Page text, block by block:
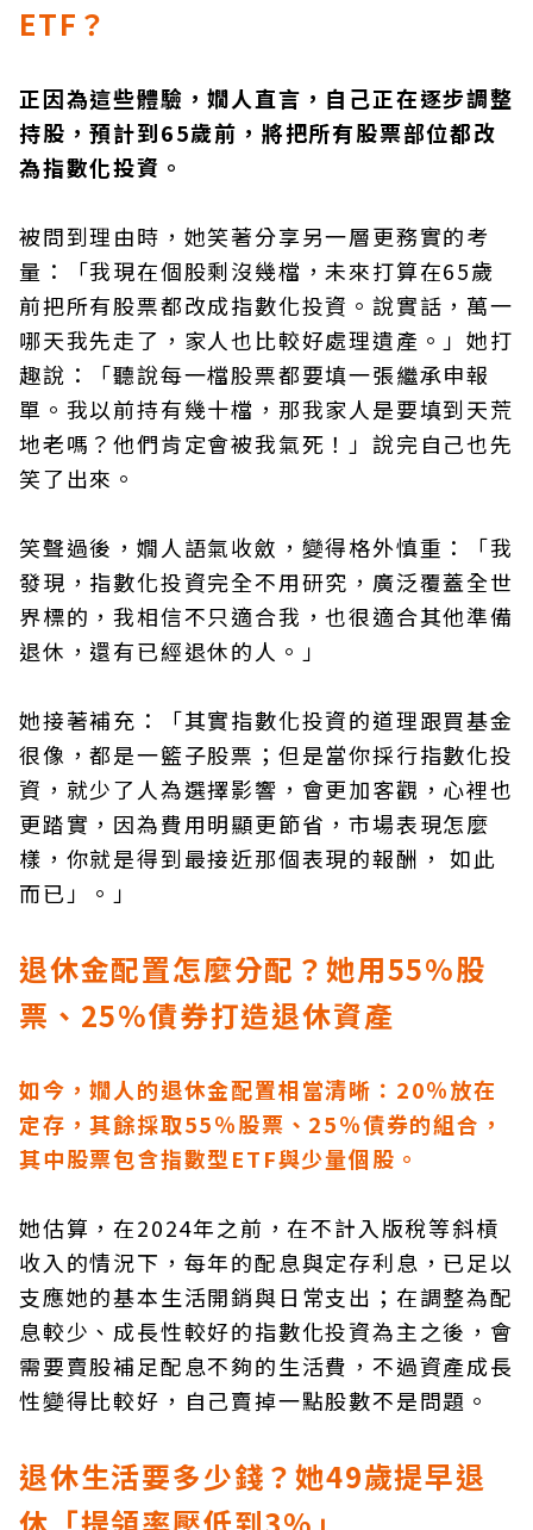
ETF？
正因為這些體驗，嫺人直言，自己正在逐步調整
持股，預計到65歲前，將把所有股票部位都改
為指數化投資。
被問到理由時，她笑著分享另一層更務實的考
量：「我現在個股剩沒幾檔，未來打算在65歲
前把所有股票都改成指數化投資。說實話，萬一
哪天我先走了，家人也比較好處理遺產。」她打
趣說：「聽說每一檔股票都要填一張繼承申報
單。我以前持有幾十檔，那我家人是要填到天荒
地老嗎？他們肯定會被我氣死！」說完自己也先
笑了出來。
笑聲過後，嫺人語氣收斂，變得格外慎重：「我
發現，指數化投資完全不用研究，廣泛覆蓋全世
界標的，我相信不只適合我，也很適合其他準備
退休，還有已經退休的人。」
她接著補充：「其實指數化投資的道理跟買基金
很像，都是一籃子股票；但是當你採行指數化投
資，就少了人為選擇影響，會更加客觀，心裡也
更踏實，因為費用明顯更節省，市場表現怎麼
樣，你就是得到最接近那個表現的報酬， 如此
而已」。」
退休金配置怎麼分配？她用55%股
票、25%債券打造退休資產
如今，嫺人的退休金配置相當清晰：20％放在
定存，其餘採取55％股票、25％債券的組合，
其中股票包含指數型ETF與少量個股。
她估算，在2024年之前，在不計入版稅等斜槓
收入的情況下，每年的配息與定存利息，已足以
支應她的基本生活開銷與日常支出；在調整為配
息較少、成長性較好的指數化投資為主之後，會
需要賣股補足配息不夠的生活費，不過資產成長
性變得比較好，自己賣掉一點股數不是問題。
退休生活要多少錢？她49歲提早退